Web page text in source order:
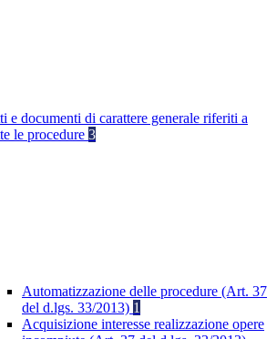
e documenti di carattere generale riferiti a
le procedure 3
Automatizzazione delle procedure (Art. 37
del d.lgs. 33/2013) 1
Acquisizione interesse realizzazione opere